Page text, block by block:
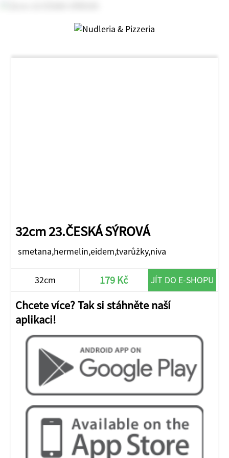
32cm 23.ČESKÁ SÝROVÁ
smetana,hermelín,eidem,tvarůžky,niva
32cm 179 Kč JÍT DO E-SHOPU
Chcete více? Tak si stáhněte naší
aplikaci!